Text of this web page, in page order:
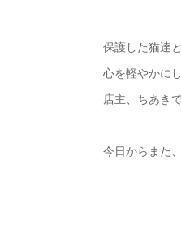
保護した猫達
心を軽やかに
店主、ちあき
今日からまた